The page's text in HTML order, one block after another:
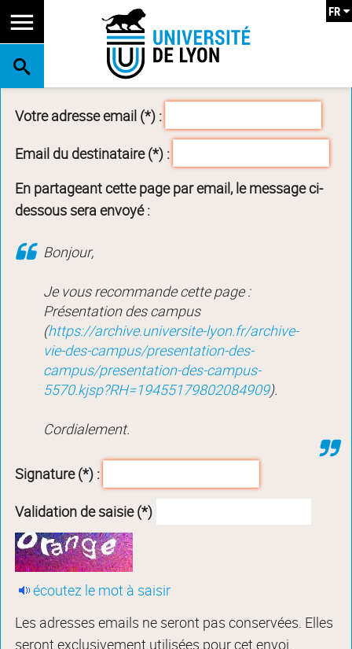
RECHERCHE
FR
Votre adresse email (*) :
Email du destinataire (*) :
En partageant cette page par email, le message ci-
dessous sera envoyé :
Bonjour,
Je vous recommande cette page :
Présentation des campus
(https://archive.universite-lyon.fr/archive-
vie-des-campus/presentation-des-
campus/presentation-des-campus-
5570.kjsp?RH=19455179802084909).
Cordialement.
Signature (*) :
Validation de saisie (*)
écoutez le mot à saisir
Les adresses emails ne seront pas conservées. Elles
seront exclusivement utilisées pour cet envoi.